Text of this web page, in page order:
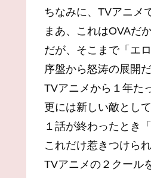
ちなみに、TVアニメ
まあ、これはOVAだ
だが、そこまで「エ
序盤から怒涛の展開
TVアニメから１年た
更には新しい敵とし
１話が終わったとき
これだけ惹きつけら
TVアニメの２クール